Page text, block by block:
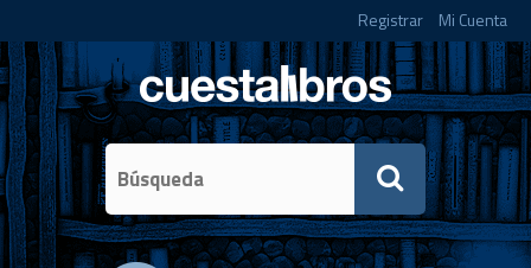
Registrar Mi Cuenta